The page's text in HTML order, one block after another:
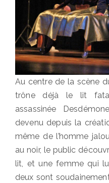
Au centre de la scène
trône déjà le lit
assassinée
devenu depuis la
même de l’homme
au noir, le public
lit, et une femme qui
deux sont